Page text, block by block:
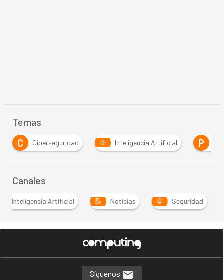
Temas
Inteligencia Artificial P Pymes R
Canales
Inteligencia Artificial Noticias Seguridad
Síguenos